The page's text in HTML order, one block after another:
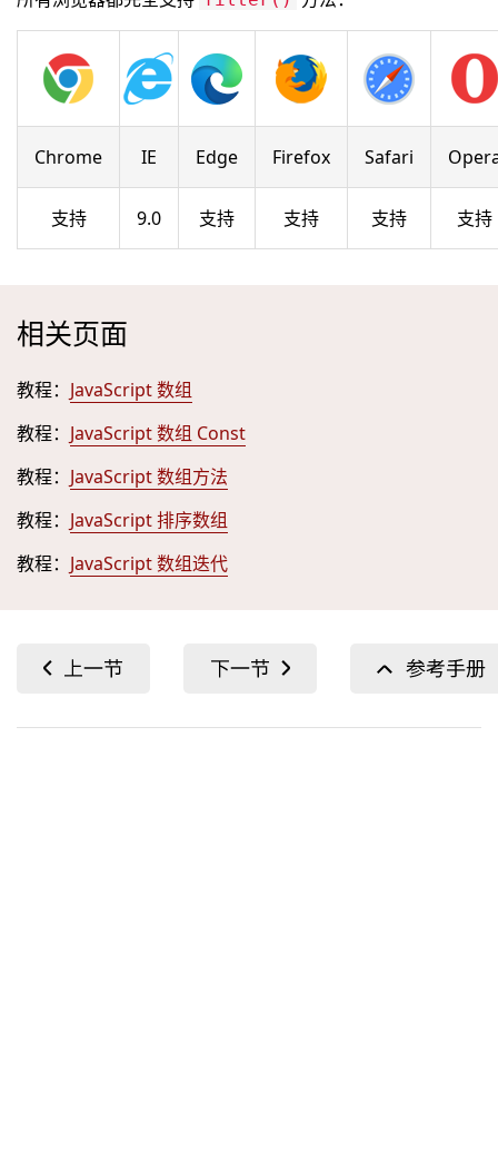
Chrome IE Edge Firefox Safari
支持 9.0 支持 支持 支持 支持
相关页面
教程： JavaScript 数组
教程： JavaScript 数组 Const
教程： JavaScript 数组方法
教程： JavaScript 排序数组
教程： JavaScript 数组迭代